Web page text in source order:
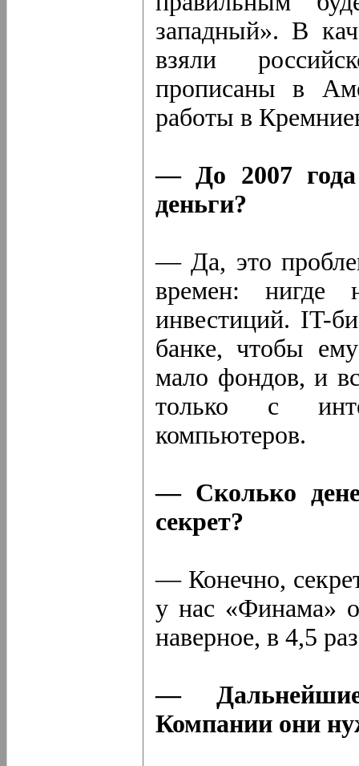
западный». В
взяли
прописаны в
работы в
— До 2007
деньги?
— Да, это
времен: нигде
инвестиций. IT-
банке, чтобы
мало фондов, и
только с
компьютеров.
— Сколько
секрет?
— Конечно,
у нас «Финама»
наверное, в 4,5
— Дальнейшие
Компании они